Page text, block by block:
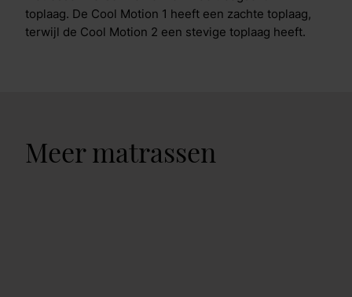
toplaag. De Cool Motion 1 heeft een zachte toplaag,
terwijl de Cool Motion 2 een stevige toplaag heeft.
Meer matrassen